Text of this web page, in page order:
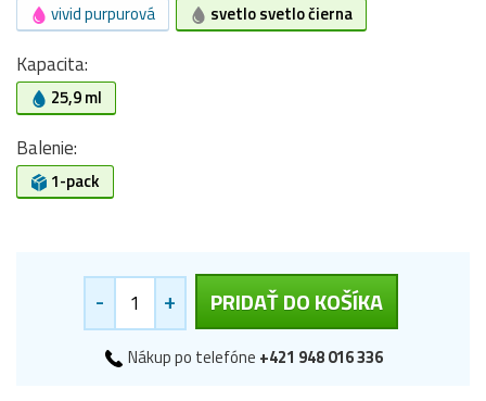
vivid purpurová
svetlo svetlo čierna
Kapacita:
25,9 ml
Balenie:
1-pack
- + PRIDAŤ DO KOŠÍKA
Nákup po telefóne +421 948 016 336